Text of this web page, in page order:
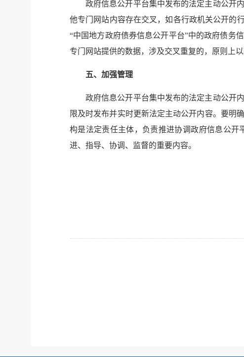
政府信息公开平台集中发布的法定主动公开
他专门网站内容存在交叉，如各行政机关公开的
“中国地方政府债券信息公开平台”中的政府债务
专门网站提供的数据，涉及交叉重复的，原则上
五、加强管理
政府信息公开平台集中发布的法定主动公开
限及时发布并实时更新法定主动公开内容。要明
构是法定责任主体，负责推进协调政府信息公
进、指导、协调、监督的重要内容。